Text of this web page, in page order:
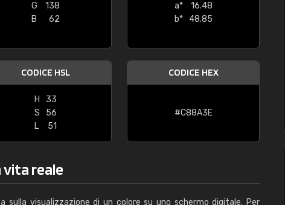
G
138
B
62
a*
16.48
b*
48.85
CODICE HSL
H
33
S
56
L
51
CODICE HEX
#C88A3E
vita reale
sulla visualizzazione di un colore su uno schermo digitale. Per